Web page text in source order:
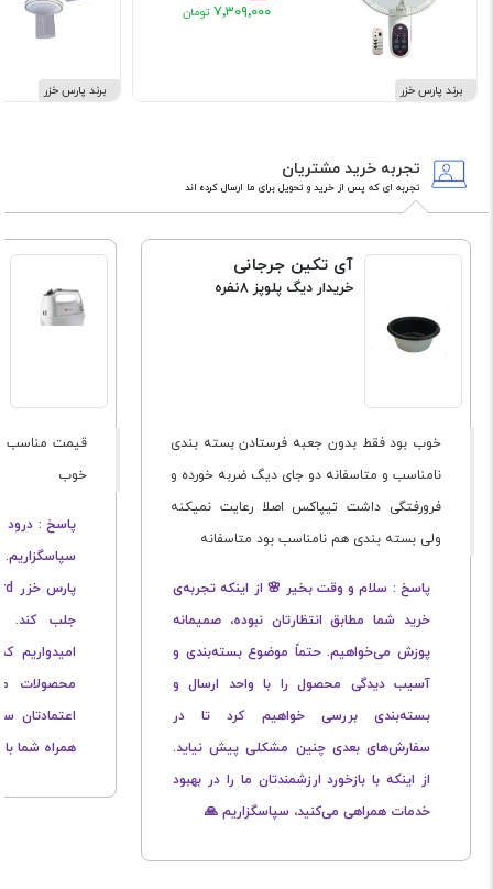
برند پارس خزر
۷٬۳۰۹٬۰۰۰
برند پارس خزر
تجربه خرید مشتریان
تجربه ای که پس از خرید و تحویل برای ما ارسال کرده اند
آی تکین جرجانی
خریدار دیگ پلوپز 8نفره
خوب بود فقط بدون جعبه فرستادن بسته بندی
نامناسب و متاسفانه دو جای دیگ ضربه خورده و
فرورفتگی داشت تیپاکس اصلا رعایت نمیکنه
ولی بسته بندی هم نامناسب بود متاسفانه
پاسخ : سلام و وقت بخیر 🌸 از اینکه تجربه‌ی
خرید شما مطابق انتظارتان نبوده، صمیمانه
پوزش می‌خواهیم. حتماً موضوع بسته‌بندی و
آسیب دیدگی محصول را با واحد ارسال و
بسته‌بندی بررسی خواهیم کرد تا در
سفارش‌های بعدی چنین مشکلی پیش نیاید.
از اینکه با بازخورد ارزشمندتان ما را در بهبود
خدمات همراهی می‌کنید، سپاسگزاریم 🙏
قیمت مناسب
خوب
پاسخ : درود
جلب کند.
امیدواریم
محصولات
اعتمادتان
همراه شما